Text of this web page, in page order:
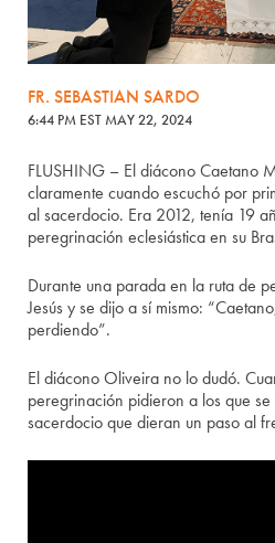
FR. SEBASTIAN SARDO
6:44 PM EST MAY 22, 2024
FLUSHING – El diácono Caetano
claramente cuando escuchó por
al sacerdocio. Era 2012, tenía 19
peregrinación eclesiástica en su
Durante una parada en la ruta de
Jesús y se dijo a sí mismo:
perdiendo”.
El diácono Oliveira no lo dudó.
peregrinación pidieron a los que
sacerdocio que dieran un paso al